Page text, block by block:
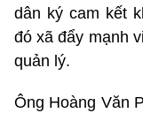
dân ký cam kết
đó xã đẩy mạnh
quản lý.
Ông Hoàng Văn